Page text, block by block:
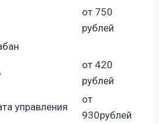
от 750
рублей
от 420
рублей
управления
от
930рублей